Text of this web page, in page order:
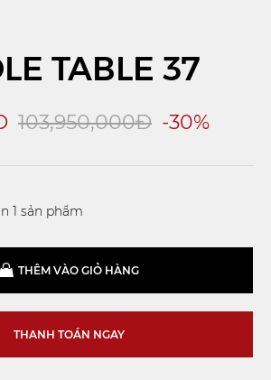
TABLE 37
103,950,000Đ -30%
1 sản phẩm
THÊM VÀO GIỎ HÀNG
THANH TOÁN NGAY